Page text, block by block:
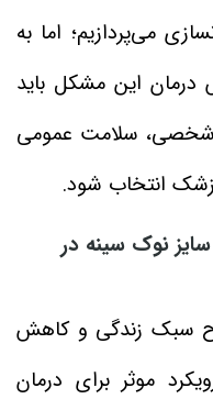
می‌پردازیم؛ اما به
درمان این مشکل باید
شخصی، سلامت عمومی
انتخاب شود.
نوک سینه در
سبک زندگی و کاهش
موثر برای درمان